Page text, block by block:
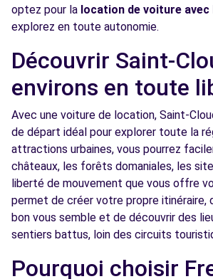
VERSAILLES (O)
75 BOULEVARD LEFEBVRE
PARIS, 75015
Voir l'agence
Free2Move Rent - GARAGE CITE
- PARIS (C)
88 RUE LECOURBE
PARIS, 75015
optez pour la location de voiture avec
explorez en toute autonomie.
Découvrir Saint-
environs en toute
Avec une voiture de location, Saint-
de départ idéal pour explorer toute la
attractions urbaines, vous pourrez
châteaux, les forêts domaniales, les
liberté de mouvement que vous offre
permet de créer votre propre itinéraire,
bon vous semble et de découvrir des
sentiers battus, loin des circuits
Pourquoi choisir